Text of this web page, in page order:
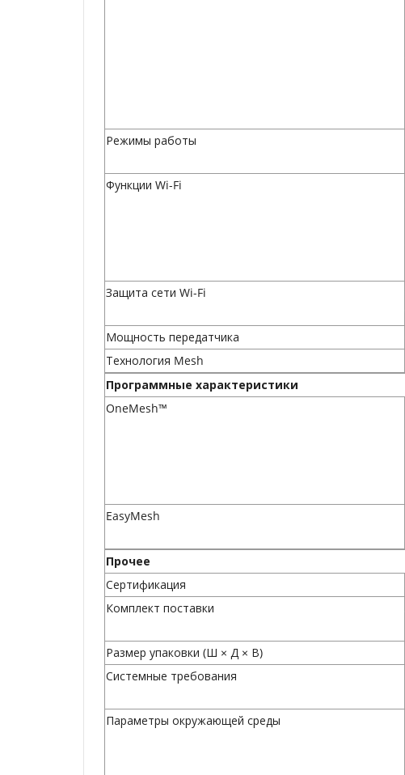
Режимы работы
Функции Wi-Fi
Защита сети Wi-Fi
Мощность передатчика
Технология Mesh
Программные характеристики
OneMesh™
EasyMesh
Прочее
Сертификация
Комплект поставки
Размер упаковки (Ш × Д × В)
Системные требования
Параметры окружающей среды